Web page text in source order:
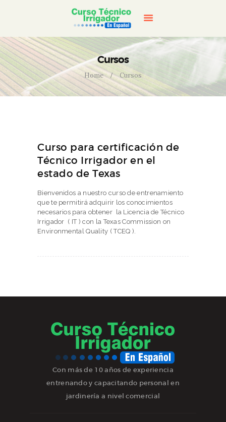
Cursos
Home Cursos
INICIO
CURSO
CONTACTENOS
CART
ENGLISH
Curso para certificación de
Técnico Irrigador en el
estado de Texas
Bienvenidos a nuestro curso de entrenamiento
que te permitirá adquirir los conocimientos
necesarios para obtener la Licencia de Técnico
Irrigador ( IT ) con la Texas Commission on
Environmental Quality ( TCEQ ).
Con más de 10 años de experiencia
entrenando y capacitando personal en
jardinería a nivel comercial